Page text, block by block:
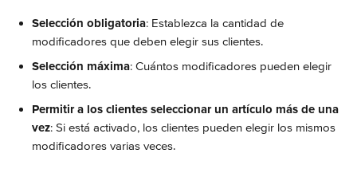
Selección obligatoria: Establezca la cantidad de
modificadores que deben elegir sus clientes.
Selección máxima: Cuántos modificadores pueden elegir
los clientes.
Permitir a los clientes seleccionar un artículo más de una
vez: Si está activado, los clientes pueden elegir los mismos
modificadores varias veces.